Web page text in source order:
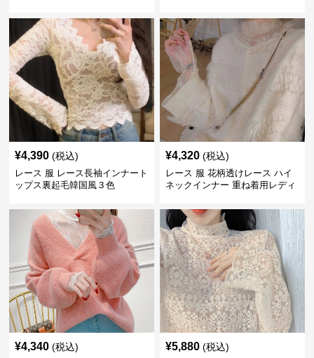
¥4,390 (税込)
レース 服 レース長袖インナート
ップス裏起毛韓国風３色
¥4,320 (税込)
レース 服 花柄透けレース ハイ
ネックインナー 重ね着用レディ
¥4,340 (税込) ¥5,880 (税込)